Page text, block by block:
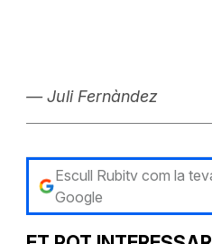
— Juli Fernàndez
Escull Rubitv com la
Google